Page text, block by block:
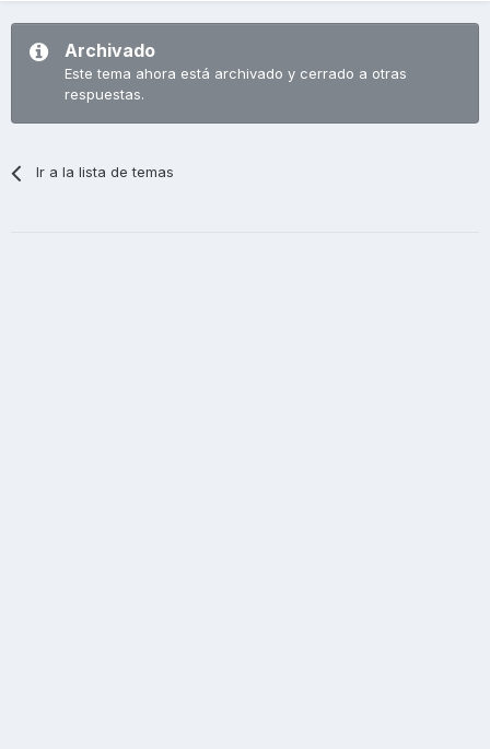
Archivado
Este tema ahora está archivado y cerrado a otras
respuestas.
Ir a la lista de temas